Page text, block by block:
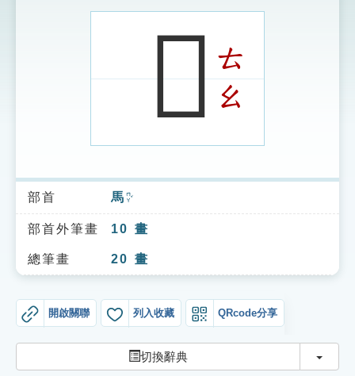
索引選單
知識索引
單字索引
示
𩥓ㄊ
ㄠ
部首 馬 ㄇㄚˇ
部首外筆畫 10 畫
總筆畫 20 畫
開啟關聯 列入收藏 QRcode分享
切換辭典 切換